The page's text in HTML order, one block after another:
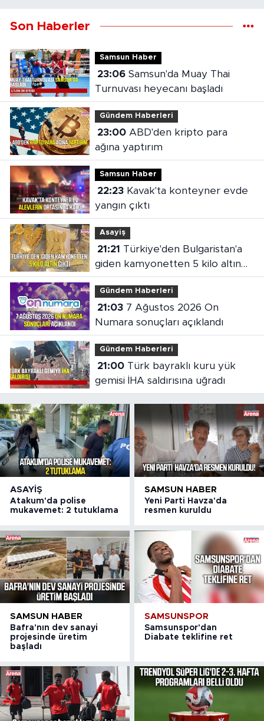
Son Haberler
Samsun Haber
23:06Samsun'da Muay Thai
Turnuvası heyecanı başladı
Gündem Haberleri
23:00ABD'den kripto para
ağına yaptırım
Samsun Haber
22:23Kavak'ta konteyner evde
yangın çıktı
Asayiş
21:21
giden kamyonetten 5 kilo altın
çıktı
Gündem Haberleri
21:037 Ağustos 2026 On
Numara sonuçları açıklandı
Gündem Haberleri
21:00Türk bayraklı kuru yük
gemisi İHA saldırısına uğradı
ASAYIŞ
Atakum'da polise
mukavemet: 2 tutuklama
SAMSUN HABER
Yeni Parti Havza'da
resmen kuruldu
SAMSUN HABER
Bafra'nın dev sanayi
projesinde üretim
başladı
SAMSUNSPOR
Samsunspor'dan
Diabate teklifine ret